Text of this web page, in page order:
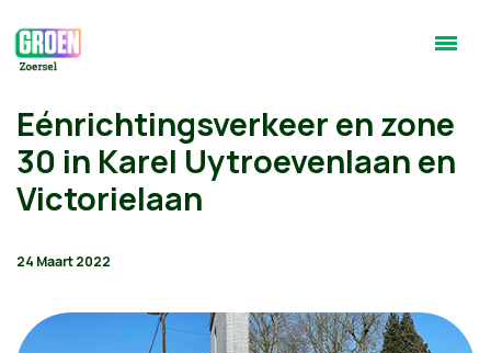
Eénrichtingsverkeer en zone
30 in Karel Uytroevenlaan en
Victorielaan
24 Maart 2022